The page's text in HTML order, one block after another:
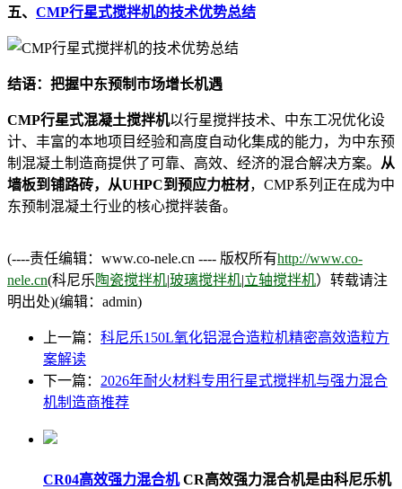
五、 CMP行星式搅拌机的技术优势总结
结语：把握中东预制市场增长机遇
CMP行星式混凝土搅拌机以行星搅拌技术、中东工况优化设
计、丰富的本地项目经验和高度自动化集成的能力，为中东预
制混凝土制造商提供了可靠、高效、经济的混合解决方案。 从
墙板到铺路砖，从UHPC到预应力桩材，CMP系列正在成为中
东预制混凝土行业的核心搅拌装备。
(----责任编辑：www.co-nele.cn ---- 版权所有http://www.co-
nele.cn(科尼乐陶瓷搅拌机|玻璃搅拌机|立轴搅拌机）转载请注
明出处)(编辑：admin)
上一篇： 科尼乐150L氧化铝混合造粒机精密高效造粒方
案解读
下一篇： 2026年耐火材料专用行星式搅拌机与强力混合
机制造商推荐
CR04高效强力混合机CR高效强力混合机是由科尼乐机